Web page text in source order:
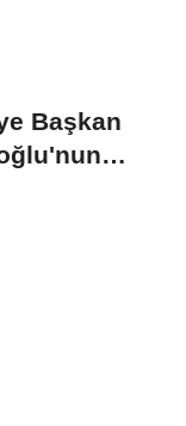
Başkan